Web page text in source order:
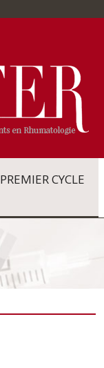
PREMIER CYCLE